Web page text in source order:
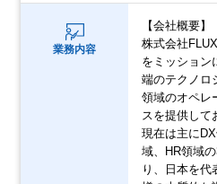
業務内容
【会社概要】
株式会社
をミッション
端のテクノロ
領域のオペレ
スを提供して
現在は主に
域、HR領域
り、日本を代